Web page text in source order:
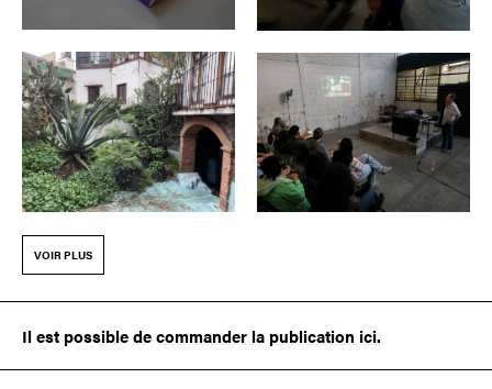
VOIR PLUS
Il est possible decommander la publication ici.